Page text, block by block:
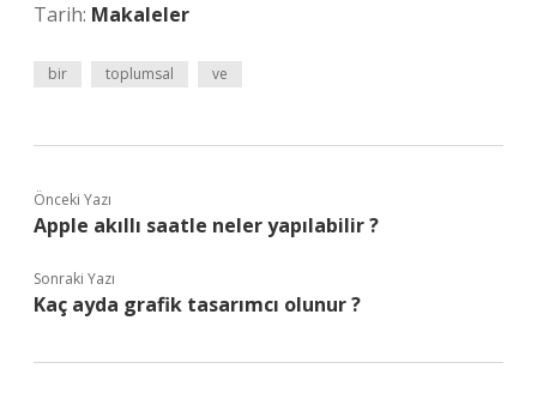
Tarih: Makaleler
bir toplumsal ve
Önceki Yazı
Apple akıllı saatle neler yapılabilir ?
Sonraki Yazı
Kaç ayda grafik tasarımcı olunur ?